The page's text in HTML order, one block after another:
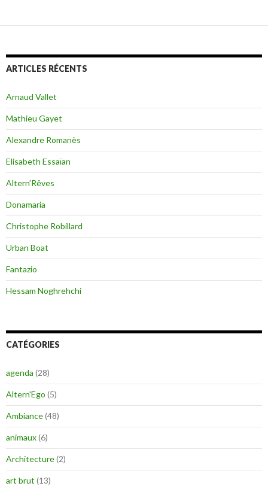
ARTICLES RÉCENTS
Arnaud Vallet
Mathieu Gayet
Alexandre Romanès
Elisabeth Essaïan
Altern’Rêves
Donamaria
Christophe Robillard
Urban Boat
Fantazio
Hessam Noghrehchi
CATÉGORIES
agenda (28)
Altern'Ego (5)
Ambiance(48)
animaux(6)
Architecture(2)
art brut (13)